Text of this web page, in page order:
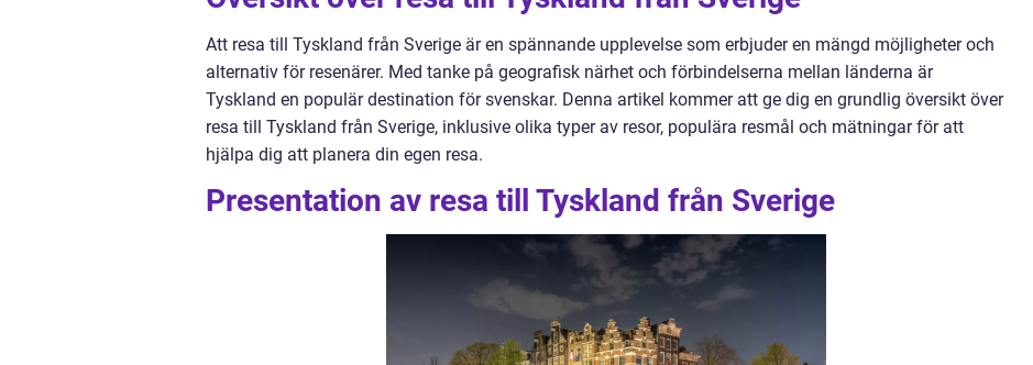
Att resa till Tyskland från Sverige är en spännande upplevelse som erbjuder en mängd möjligheter och
alternativ för resenärer. Med tanke på geografisk närhet och förbindelserna mellan länderna är
Tyskland en populär destination för svenskar. Denna artikel kommer att ge dig en grundlig översikt över
resa till Tyskland från Sverige, inklusive olika typer av resor, populära resmål och mätningar för att
hjälpa dig att planera din egen resa.
Presentation av resa till Tyskland från Sverige